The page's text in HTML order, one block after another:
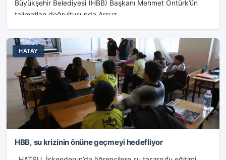
Büyükşehir Belediyesi (HBB) Başkanı Mehmet Öntürk’ün
talimatları doğrultusunda Arsuz...
HATAY
HBB, su krizinin önüne geçmeyi hedefliyor